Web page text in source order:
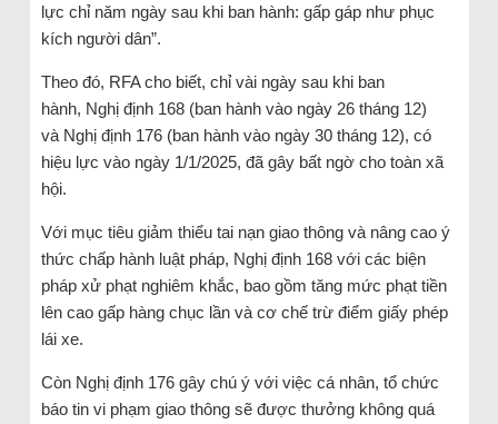
lực chỉ năm ngày sau khi ban hành: gấp gáp như phục
kích người dân”.
Theo đó, RFA cho biết, chỉ vài ngày sau khi ban
hành, Nghị định 168 (ban hành vào ngày 26 tháng 12)
và Nghị định 176 (ban hành vào ngày 30 tháng 12), có
hiệu lực vào ngày 1/1/2025, đã gây bất ngờ cho toàn xã
hội.
Với mục tiêu giảm thiểu tai nạn giao thông và nâng cao ý
thức chấp hành luật pháp, Nghị định 168 với các biện
pháp xử phạt nghiêm khắc, bao gồm tăng mức phạt tiền
lên cao gấp hàng chục lần và cơ chế trừ điểm giấy phép
lái xe.
Còn Nghị định 176 gây chú ý với việc cá nhân, tổ chức
báo tin vi phạm giao thông sẽ được thưởng không quá